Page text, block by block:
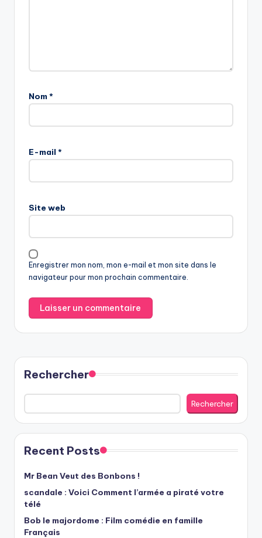
Nom *
E-mail *
Site web
Enregistrer mon nom, mon e-mail et mon site dans le
navigateur pour mon prochain commentaire.
Rechercher
Rechercher
Recent Posts
Mr Bean Veut des Bonbons !
scandale : Voici Comment l’armée a piraté votre
télé
Bob le majordome : Film comédie en famille
Français